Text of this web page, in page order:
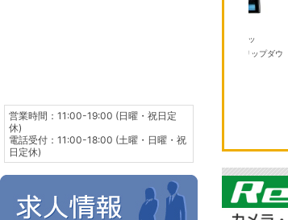
TVM-FW1300II-B ブラッ
ク 13.3V 型フルHD フリップダウ
営業時間：11:00-19:00 (日曜・祝日定
休)
電話受付：11:00-18:00 (土曜・日曜・祝
日定休)